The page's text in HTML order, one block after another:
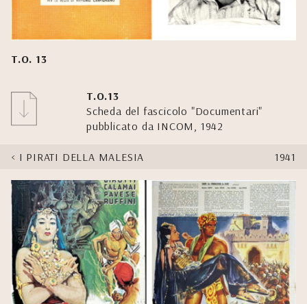
T.O. 13
T.O.13
Scheda del fascicolo "Documentari"
pubblicato da INCOM, 1942
I PIRATI DELLA MALESIA 1941